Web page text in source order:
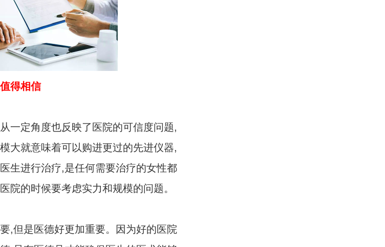
得相信
定角度也反映了医院的可信度问题,
大就意味着可以购进更过的先进仪器,
生进行治疗,是任何需要治疗的女性都
院的时候要考虑实力和规模的问题。
是医德好更加重要。因为好的医院